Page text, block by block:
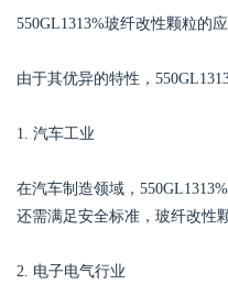
550GL1313%玻纤改性颗粒的
由于其优异的特性，
1. 汽车工业
在汽车制造领域，
还需满足安全标准，玻纤改性
2. 电子电气行业